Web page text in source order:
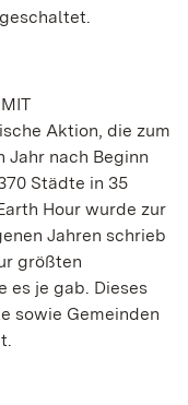
Aktion, die zum
Jahr nach Beginn
Städte in 35
Hour wurde zur
Jahren schrieb
größten
je gab. Dieses
sowie Gemeinden